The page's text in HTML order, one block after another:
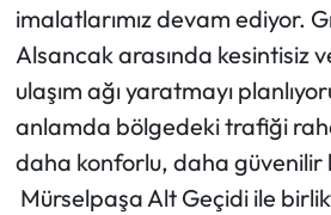
imalatlarımız devam ediyor.
Alsancak arasında kesintisiz
ulaşım ağı yaratmayı
anlamda bölgedeki trafiği
daha konforlu, daha güvenilir
Mürselpaşa Alt Geçidi ile